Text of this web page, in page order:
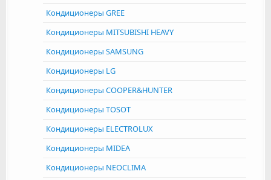
Кондиционеры GREE
Кондиционеры MITSUBISHI HEAVY
Кондиционеры SAMSUNG
Кондиционеры LG
Кондиционеры COOPER&HUNTER
Кондиционеры TOSOT
Кондиционеры ELECTROLUX
Кондиционеры MIDEA
Кондиционеры NEOCLIMA